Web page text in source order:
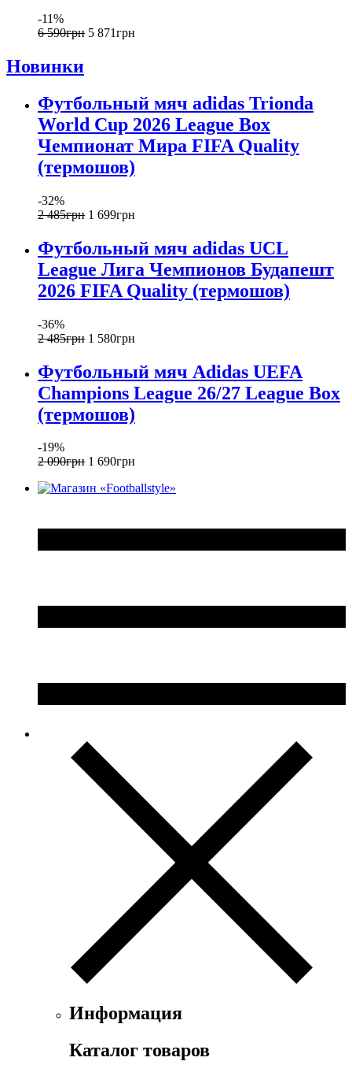
-11%
6 590грн 5 871грн
Новинки
Футбольный мяч adidas Trionda
World Cup 2026 League Box
Чемпионат Мира FIFA Quality
(термошов)
-32%
2 485грн 1 699грн
Футбольный мяч adidas UCL
League Лига Чемпионов Будапешт
2026 FIFA Quality (термошов)
-36%
2 485грн 1 580грн
Футбольный мяч Adidas UEFA
Champions League 26/27 League Box
(термошов)
-19%
2 090грн 1 690грн
Информация
Каталог товаров